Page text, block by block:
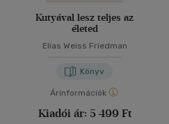
Kutyával lesz teljes az
életed
Elias Weiss Friedman
Könyv
Árinformációk
Kiadói ár: 5 499 Ft